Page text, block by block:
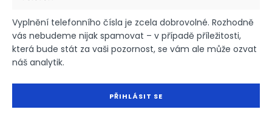
Vyplnění telefonního čísla je zcela dobrovolné. Rozhodně
vás nebudeme nijak spamovat – v případě příležitosti,
která bude stát za vaši pozornost, se vám ale může ozvat
náš analytik.